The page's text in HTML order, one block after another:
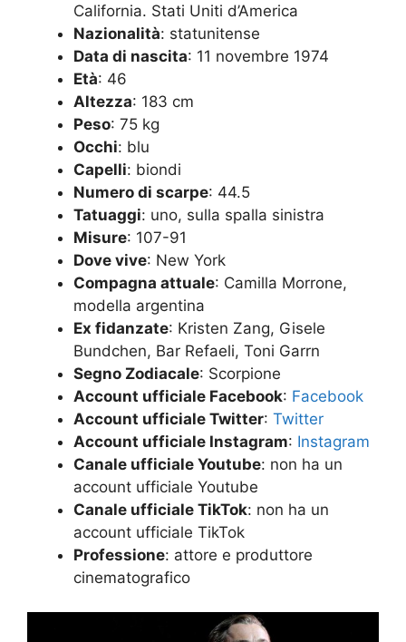
California. Stati Uniti d’America
Nazionalità: statunitense
Data di nascita: 11 novembre 1974
Età: 46
Altezza: 183 cm
Peso: 75 kg
Occhi: blu
Capelli: biondi
Numero di scarpe: 44.5
Tatuaggi: uno, sulla spalla sinistra
Misure: 107-91
Dove vive: New York
Compagna attuale: Camilla Morrone,
modella argentina
Ex fidanzate: Kristen Zang, Gisele
Bundchen, Bar Refaeli, Toni Garrn
Segno Zodiacale: Scorpione
Account ufficiale Facebook: Facebook
Account ufficiale Twitter: Twitter
Account ufficiale Instagram: Instagram
Canale ufficiale Youtube: non ha un
account ufficiale Youtube
Canale ufficiale TikTok: non ha un
account ufficiale TikTok
Professione: attore e produttore
cinematografico